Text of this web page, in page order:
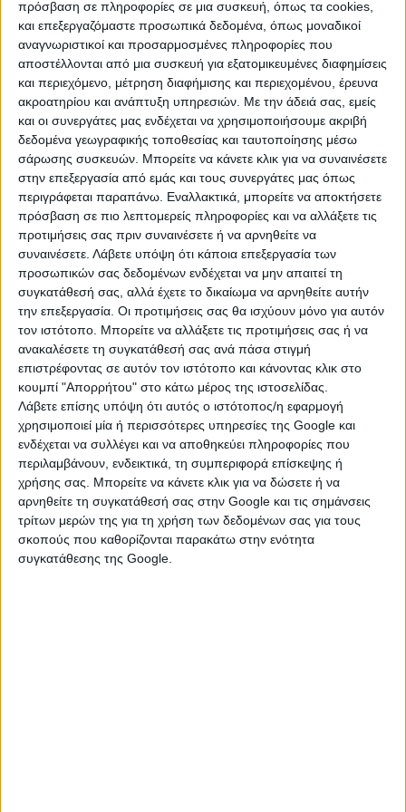
πρόσβαση σε πληροφορίες σε μια συσκευή, όπως τα cookies,
και επεξεργαζόμαστε προσωπικά δεδομένα, όπως μοναδικοί
αναγνωριστικοί και προσαρμοσμένες πληροφορίες που
αποστέλλονται από μια συσκευή για εξατομικευμένες διαφημίσεις
και περιεχόμενο, μέτρηση διαφήμισης και περιεχομένου, έρευνα
ακροατηρίου και ανάπτυξη υπηρεσιών. Με την άδειά σας, εμείς
και οι συνεργάτες μας ενδέχεται να χρησιμοποιήσουμε ακριβή
δεδομένα γεωγραφικής τοποθεσίας και ταυτοποίησης μέσω
σάρωσης συσκευών. Μπορείτε να κάνετε κλικ για να συναινέσετε
στην επεξεργασία από εμάς και τους συνεργάτες μας όπως
περιγράφεται παραπάνω. Εναλλακτικά, μπορείτε να αποκτήσετε
πρόσβαση σε πιο λεπτομερείς πληροφορίες και να αλλάξετε τις
προτιμήσεις σας πριν συναινέσετε ή να αρνηθείτε να
συναινέσετε. Λάβετε υπόψη ότι κάποια επεξεργασία των
προσωπικών σας δεδομένων ενδέχεται να μην απαιτεί τη
συγκατάθεσή σας, αλλά έχετε το δικαίωμα να αρνηθείτε αυτήν
την επεξεργασία. Οι προτιμήσεις σας θα ισχύουν μόνο για αυτόν
τον ιστότοπο. Μπορείτε να αλλάξετε τις προτιμήσεις σας ή να
ανακαλέσετε τη συγκατάθεσή σας ανά πάσα στιγμή
επιστρέφοντας σε αυτόν τον ιστότοπο και κάνοντας κλικ στο
κουμπί "Απορρήτου" στο κάτω μέρος της ιστοσελίδας.
Λάβετε επίσης υπόψη ότι αυτός ο ιστότοπος/η εφαρμογή
χρησιμοποιεί μία ή περισσότερες υπηρεσίες της Google και
ενδέχεται να συλλέγει και να αποθηκεύει πληροφορίες που
περιλαμβάνουν, ενδεικτικά, τη συμπεριφορά επίσκεψης ή
χρήσης σας. Μπορείτε να κάνετε κλικ για να δώσετε ή να
αρνηθείτε τη συγκατάθεσή σας στην Google και τις σημάνσεις
τρίτων μερών της για τη χρήση των δεδομένων σας για τους
σκοπούς που καθορίζονται παρακάτω στην ενότητα
συγκατάθεσης της Google.
Στις 16:00 θα παρελάσουν μικροί και μεγάλη στην
κεντρική οδό της πόλης φορώντας τις στολές τους και
γεμάτοι διάθεση για διασκέδαση.
Αμέσως μετά η καρδιά των εκδηλώσεων θα χτυπάει
δυνατά στην κεντρική πλατεία Πηγών παρέα με
δυνατή μουσική, και πολλές εκπλήξεις για όλο τον
κόσμο.
Ας είμαστε όλοι εκεί να γιορτάσουμε και να
ξεφαντώσουμε.